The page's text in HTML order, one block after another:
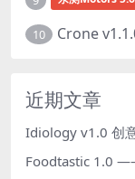
10
近期文章
Idiology v1.0 创
Foodtastic 1.0